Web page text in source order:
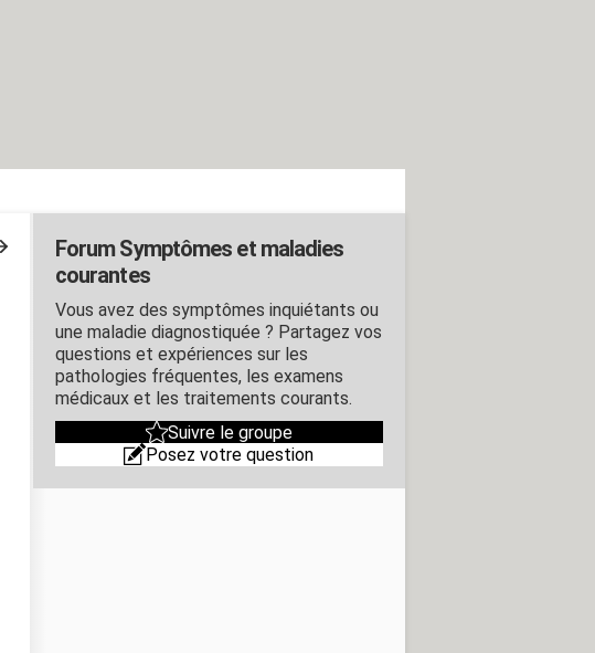
Forum Symptômes et maladies
courantes
Vous avez des symptômes inquiétants ou
une maladie diagnostiquée ? Partagez vos
questions et expériences sur les
pathologies fréquentes, les examens
médicaux et les traitements courants.
Suivre le groupe
Posez votre question